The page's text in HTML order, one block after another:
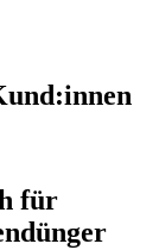
für